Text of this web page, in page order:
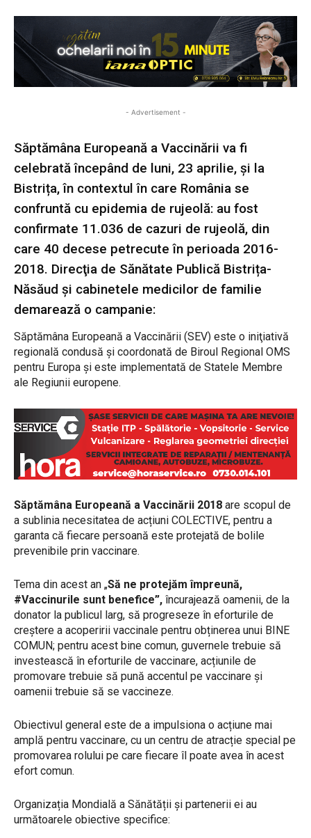
- Advertisement -
Săptămâna Europeană a Vaccinării va fi
celebrată începând de luni, 23 aprilie, și la
Bistrița, în contextul în care România se
confruntă cu epidemia de rujeolă: au fost
confirmate 11.036 de cazuri de rujeolă, din
care 40 decese petrecute în perioada 2016-
2018. Direcţia de Sănătate Publică Bistrița-
Năsăud și cabinetele medicilor de familie
demarează o campanie:
Săptămâna Europeană a Vaccinării (SEV) este o iniţiativă
regională condusă şi coordonată de Biroul Regional OMS
pentru Europa şi este implementată de Statele Membre
ale Regiunii europene.
Săptămâna Europeană a Vaccinării 2018 are scopul de
a sublinia necesitatea de acțiuni COLECTIVE, pentru a
garanta că fiecare persoană este protejată de bolile
prevenibile prin vaccinare.
Tema din acest an „Să ne protejăm împreună,
#Vaccinurile sunt benefice”, încurajează oamenii, de la
donator la publicul larg, să progreseze în eforturile de
creștere a acoperirii vaccinale pentru obținerea unui BINE
COMUN; pentru acest bine comun, guvernele trebuie să
investească în eforturile de vaccinare, acțiunile de
promovare trebuie să pună accentul pe vaccinare și
oamenii trebuie să se vaccineze.
Obiectivul general este de a impulsiona o acțiune mai
amplă pentru vaccinare, cu un centru de atracție special pe
promovarea rolului pe care fiecare îl poate avea în acest
efort comun.
Organizația Mondială a Sănătății și partenerii ei au
următoarele obiective specifice: